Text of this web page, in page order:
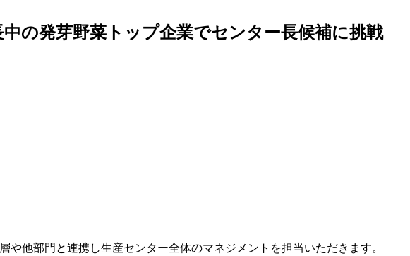
の発芽野菜トップ企業でセンター長候補に挑戦
他部門と連携し生産センター全体のマネジメントを担当いただきます。